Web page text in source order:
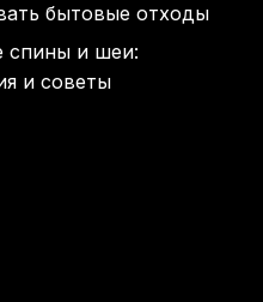
бытовые отходы
спины и шеи:
и советы